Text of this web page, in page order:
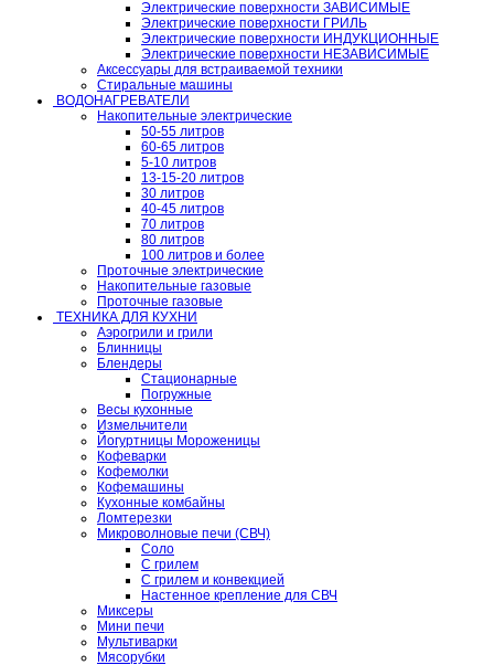
Электрические поверхности ЗАВИСИМЫЕ
Электрические поверхности ГРИЛЬ
Электрические поверхности ИНДУКЦИОННЫЕ
Электрические поверхности НЕЗАВИСИМЫЕ
Аксессуары для встраиваемой техники
Стиральные машины
ВОДОНАГРЕВАТЕЛИ
Накопительные электрические
50-55 литров
60-65 литров
5-10 литров
13-15-20 литров
30 литров
40-45 литров
70 литров
80 литров
100 литров и более
Проточные электрические
Накопительные газовые
Проточные газовые
ТЕХНИКА ДЛЯ КУХНИ
Аэрогрили и грили
Блинницы
Блендеры
Стационарные
Погружные
Весы кухонные
Измельчители
Йогуртницы Мороженицы
Кофеварки
Кофемолки
Кофемашины
Кухонные комбайны
Ломтерезки
Микроволновые печи (СВЧ)
Соло
С грилем
С грилем и конвекцией
Настенное крепление для СВЧ
Миксеры
Мини печи
Мультиварки
Мясорубки